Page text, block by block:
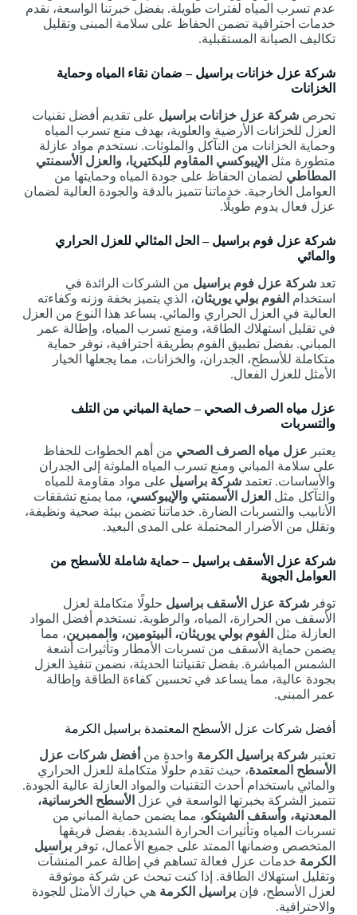
عدم تسرب المياه لفترات طويلة. بفضل خبرتنا الواسعة، نقدم
خدمات احترافية تضمن الحفاظ على سلامة المبنى وتقليل
تكاليف الصيانة المستقبلية.
شركة عزل خزانات براسيل – ضمان نقاء المياه وحماية
الخزانات
تحرص شركة عزل خزانات براسيل على تقديم أفضل تقنيات
العزل للخزانات الأرضية والعلوية، بهدف منع تسرب المياه
وحماية الخزانات من التآكل والملوثات. نستخدم مواد عازلة
متطورة مثل الإيبوكسي المقاوم للبكتيريا، والعزل الأسمنتي
المطاطي لضمان الحفاظ على جودة المياه وحمايتها من
العوامل الخارجية. خدماتنا تتميز بالدقة والجودة العالية لضمان
عزل فعال يدوم طويلًا.
شركة عزل فوم براسيل – الحل المثالي للعزل الحراري
والمائي
تعد شركة عزل فوم براسيل من الشركات الرائدة في
استخدام الفوم بولي يوريثان، الذي يتميز بخفة وزنه وكفاءته
العالية في العزل الحراري والمائي. يساعد هذا النوع من العزل
في تقليل استهلاك الطاقة، ومنع تسرب المياه، وإطالة عمر
المباني. بفضل تطبيق الفوم بطريقة احترافية، نوفر حماية
متكاملة للأسطح، الجدران، والخزانات، مما يجعلها الخيار
الأمثل للعزل الفعال.
عزل مياه الصرف الصحي – حماية المباني من التلف
والتسربات
يعتبر عزل مياه الصرف الصحي من أهم الخطوات للحفاظ
على سلامة المباني ومنع تسرب المياه الملوثة إلى الجدران
والأساسات. تعتمد شركة براسيل على مواد مقاومة للمياه
والتآكل مثل العزل الأسمنتي والإيبوكسي، مما يمنع تشققات
الأنابيب والتسربات الضارة. خدماتنا تضمن بيئة صحية ونظيفة،
وتقلل من الأضرار المحتملة على المدى البعيد.
شركة عزل الأسقف براسيل – حماية شاملة للأسطح من
العوامل الجوية
توفر شركة عزل الأسقف براسيل حلولًا متكاملة لعزل
الأسقف من الحرارة، المياه، والرطوبة. نستخدم أفضل المواد
العازلة مثل الفوم بولي يوريثان، البيتومين، والممبرين، مما
يضمن حماية الأسقف من تسربات الأمطار وتأثيرات أشعة
الشمس المباشرة. بفضل تقنياتنا الحديثة، نضمن تنفيذ العزل
بجودة عالية، مما يساعد في تحسين كفاءة الطاقة وإطالة
عمر المبنى.
أفضل شركات عزل الأسطح المعتمدة براسيل الكرمة
تعتبر شركة براسيل الكرمة واحدة من أفضل شركات عزل
الأسطح المعتمدة، حيث تقدم حلولًا متكاملة للعزل الحراري
والمائي باستخدام أحدث التقنيات والمواد العازلة عالية الجودة.
تتميز الشركة بخبرتها الواسعة في عزل الأسطح الخرسانية،
المعدنية، وأسقف الشينكو، مما يضمن حماية المباني من
تسربات المياه وتأثيرات الحرارة الشديدة. بفضل فريقها
المتخصص وضمانها الممتد على جميع الأعمال، توفر براسيل
الكرمة خدمات عزل فعالة تساهم في إطالة عمر المنشآت
وتقليل استهلاك الطاقة. إذا كنت تبحث عن شركة موثوقة
لعزل الأسطح، فإن براسيل الكرمة هي خيارك الأمثل للجودة
والاحترافية.